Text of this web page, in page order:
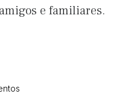
e familiares.